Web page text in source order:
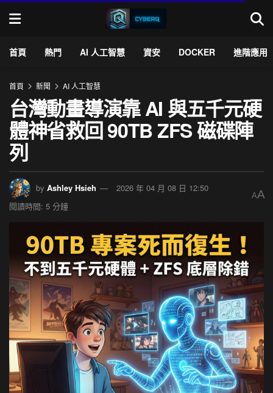
首頁 熱門 AI 人工智慧 資安 DOCKER 進階應用
首頁 新聞 AI 人工智慧
台灣動畫導演靠 AI 與五千元硬
體神省救回 90TB ZFS 磁碟陣
列
by Ashley Hsieh
2026 年 04 月 08 日 12:50
閱讀時間: 5 分鐘
AA